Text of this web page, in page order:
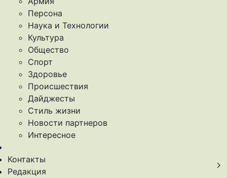
Персона
Наука и Технологии
Культура
Общество
Спорт
Здоровье
Происшествия
Дайджесты
Стиль жизни
Новости партнеров
Интересное
Контакты
Редакция